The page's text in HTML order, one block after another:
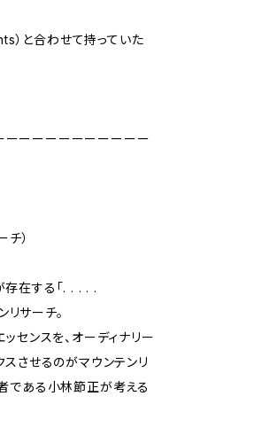
と合わせて持っていた
ーーーーーーーーーー
）
在する「. . . . .
サーチ。
センスを、オーディナリー
スさせるのがマウンテンリ
である小林節正が考える